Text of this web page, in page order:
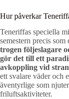
Hur påverkar
Teneriffas speciella
semestern precis
trogen följeslagare
gör det till ett
avkoppling vid
ett svalare väder och
äventyrlige som
friluftsaktiviteter.